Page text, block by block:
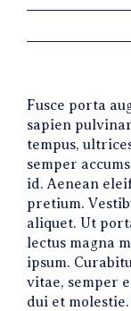
Fusce porta
sapien
tempus,
semper
id. Aenean
pretium.
aliquet. Ut
lectus magna
ipsum.
vitae, semper
dui et